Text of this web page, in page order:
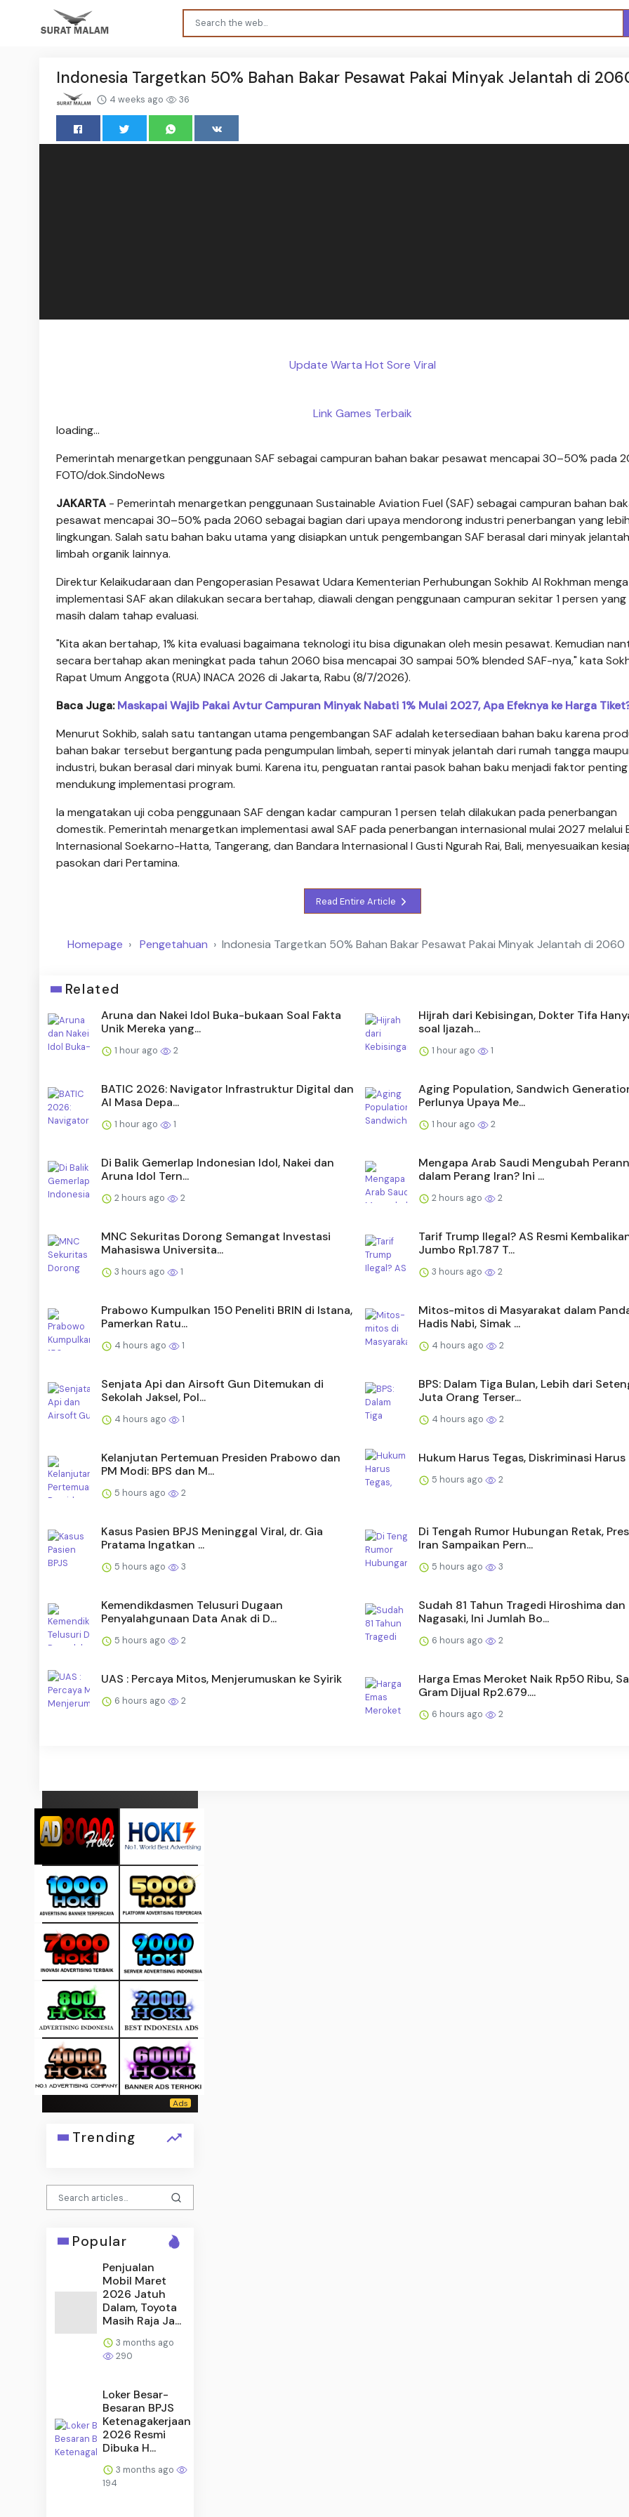
Indonesia Targetkan 50% Bahan Bakar Pesawat Pakai Minyak Jelantah di
4 weeks ago 36
Update Warta Hot Sore Viral
Link Games Terbaik
loading...
Pemerintah menargetkan penggunaan SAF sebagai campuran bahan bakar pesawat mencapai 30–50% pada
FOTO/dok.SindoNews
JAKARTA - Pemerintah menargetkan penggunaan Sustainable Aviation Fuel (SAF) sebagai campuran bahan
pesawat mencapai 30–50% pada 2060 sebagai bagian dari upaya mendorong industri penerbangan yang
lingkungan. Salah satu bahan baku utama yang disiapkan untuk pengembangan SAF berasal dari minyak
limbah organik lainnya.
Direktur Kelaikudaraan dan Pengoperasian Pesawat Udara Kementerian Perhubungan Sokhib Al Rokhman
implementasi SAF akan dilakukan secara bertahap, diawali dengan penggunaan campuran sekitar 1 persen
masih dalam tahap evaluasi.
"Kita akan bertahap, 1% kita evaluasi bagaimana teknologi itu bisa digunakan oleh mesin pesawat. Kemudian
secara bertahap akan meningkat pada tahun 2060 bisa mencapai 30 sampai 50% blended SAF-nya," kata
Rapat Umum Anggota (RUA) INACA 2026 di Jakarta, Rabu (8/7/2026).
Baca Juga:Maskapai Wajib Pakai Avtur Campuran Minyak Nabati 1% Mulai 2027, Apa Efeknya ke Harga
Menurut Sokhib, salah satu tantangan utama pengembangan SAF adalah ketersediaan bahan baku karena
bahan bakar tersebut bergantung pada pengumpulan limbah, seperti minyak jelantah dari rumah tangga
industri, bukan berasal dari minyak bumi. Karena itu, penguatan rantai pasok bahan baku menjadi faktor
mendukung implementasi program.
Ia mengatakan uji coba penggunaan SAF dengan kadar campuran 1 persen telah dilakukan pada penerbangan
domestik. Pemerintah menargetkan implementasi awal SAF pada penerbangan internasional mulai 2027 melalui
Internasional Soekarno-Hatta, Tangerang, dan Bandara Internasional I Gusti Ngurah Rai, Bali, menyesuaikan
pasokan dari Pertamina.
Read Entire Article
Homepage Pengetahuan Indonesia Targetkan 50% Bahan Bakar Pesawat Pakai Minyak Jelantah di 2060
Related
Aruna dan Nakei Idol Buka-bukaan Soal Fakta
Unik Mereka yang...
1 hour ago 2
Hijrah dari Kebisingan, Dokter Tifa
soal Ijazah...
1 hour ago 1
BATIC 2026: Navigator Infrastruktur Digital dan
AI Masa Depa...
1 hour ago 1
Aging Population, Sandwich
Perlunya Upaya Me...
1 hour ago 2
Di Balik Gemerlap Indonesian Idol, Nakei dan
Aruna Idol Tern...
2 hours ago 2
Mengapa Arab Saudi Mengubah
dalam Perang Iran? Ini ...
2 hours ago 2
MNC Sekuritas Dorong Semangat Investasi
Mahasiswa Universita...
3 hours ago 1
Tarif Trump Ilegal? AS Resmi
Jumbo Rp1.787 T...
3 hours ago 2
Prabowo Kumpulkan 150 Peneliti BRIN di Istana,
Pamerkan Ratu...
4 hours ago 1
Mitos-mitos di Masyarakat dalam
Hadis Nabi, Simak ...
4 hours ago 2
Senjata Api dan Airsoft Gun Ditemukan di
Sekolah Jaksel, Pol...
4 hours ago 1
BPS: Dalam Tiga Bulan, Lebih dari
Juta Orang Terser...
4 hours ago 2
Kelanjutan Pertemuan Presiden Prabowo dan
PM Modi: BPS dan M...
5 hours ago 2
Hukum Harus Tegas, Diskriminasi
5 hours ago 2
Kasus Pasien BPJS Meninggal Viral, dr. Gia
Pratama Ingatkan ...
5 hours ago 3
Di Tengah Rumor Hubungan Retak,
Iran Sampaikan Pern...
5 hours ago 3
Kemendikdasmen Telusuri Dugaan
Penyalahgunaan Data Anak di D...
5 hours ago 2
Sudah 81 Tahun Tragedi Hiroshima dan
Nagasaki, Ini Jumlah Bo...
6 hours ago 2
UAS : Percaya Mitos, Menjerumuskan ke Syirik
6 hours ago 2
Harga Emas Meroket Naik Rp50 Ribu,
Gram Dijual Rp2.679....
6 hours ago 2
Trending
Popular
Penjualan
Mobil Maret
2026 Jatuh
Dalam, Toyota
Masih Raja Ja...
3 months ago
290
Loker Besar-
Besaran BPJS
Ketenagakerjaan
2026 Resmi
Dibuka H...
3 months ago
194